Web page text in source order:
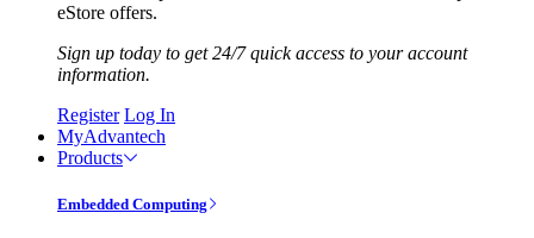
eStore offers.
Sign up today to get 24/7 quick access to your account
information.
Register Log In
MyAdvantech
Products
Embedded Computing